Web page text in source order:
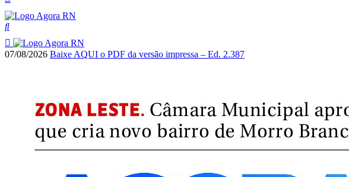
07/08/2026 Baixe AQUI o PDF da versão impressa – Ed. 2.387